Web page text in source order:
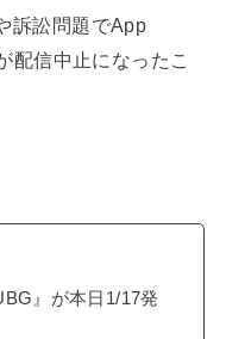
訴訟問題でApp
配信中止になったこ
』が本日1/17発